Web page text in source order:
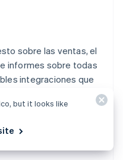
sobre las ventas, el
informes sobre todas
integraciones que
but it looks like